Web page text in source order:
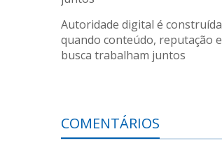
Autoridade digital é construída
quando conteúdo, reputação e
busca trabalham juntos
COMENTÁRIOS